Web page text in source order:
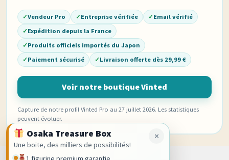
✓Vendeur Pro ✓Entreprise vérifiée ✓Email vérifié
✓Expédition depuis la France
✓Produits officiels importés du Japon
✓Paiement sécurisé ✓Livraison offerte dès 29,99 €
Voir notre boutique Vinted
Capture de notre profil Vinted Pro au 27 juillet 2026. Les statistiques
peuvent évoluer.
Osaka Treasure Box
Une boite, des milliers de possibilités!
×